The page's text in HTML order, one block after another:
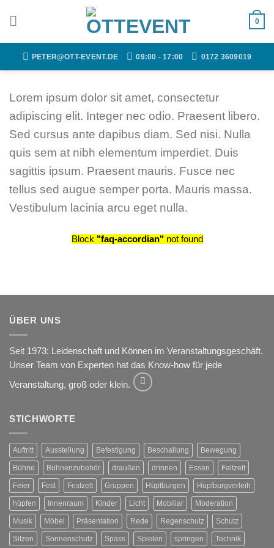
0
PETER@OTT-EVENT.DE 09:00 - 17:00 0172 3609019
Lorem ipsum dolor sit amet, consectetur
adipiscing elit. Integer nec odio. Praesent libero.
Sed cursus ante dapibus diam. Sed nisi. Nulla
quis sem at nibh elementum imperdiet. Duis
sagittis ipsum. Praesent mauris. Fusce nec
tellus sed augue semper porta. Mauris massa.
Vestibulum lacinia arcu eget nulla.
Block "faq-accordian"not found
ÜBER UNS
Seit 1973: Leidenschaft und Können im Veranstaltungsgeschäft.
Unser Team von Experten hat das Know-how für jede
Veranstaltung, groß oder klein.
STICHWORTE
Auftritt Ausstellung Befestigung Beschallung Bewegung
Bühne Bühnenzubehör draußen drinnen Essen Faltzelt
Feier Fest Festzelt Gruppen Hüpfburgen Hüpfburgverleih
hüpfen Innenraum Kinder Licht Mobiliar Moderation
Musik Möbel Präsentation Rede Regenschutz Schutz
Sitzen Sonnenschutz Spass Spielen springen Technik